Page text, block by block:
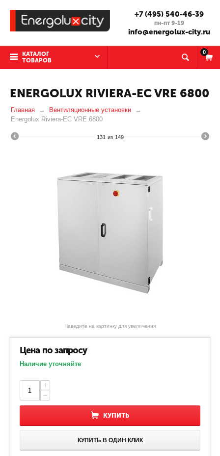
+7 (495) 540-46-39
пн-пт 9-19
info@energolux-city.ru
КАТАЛОГ
ТОВАРОВ
0
ENERGOLUX RIVIERA-EC VRE 6800
Главная
Вентиляционные установки
Energolux Riviera-EC VRE 6800
131 из 149
Наведите на картинку для увеличения
Цена по запросу
Наличие уточняйте
+
−
КУПИТЬ
КУПИТЬ В ОДИН КЛИК